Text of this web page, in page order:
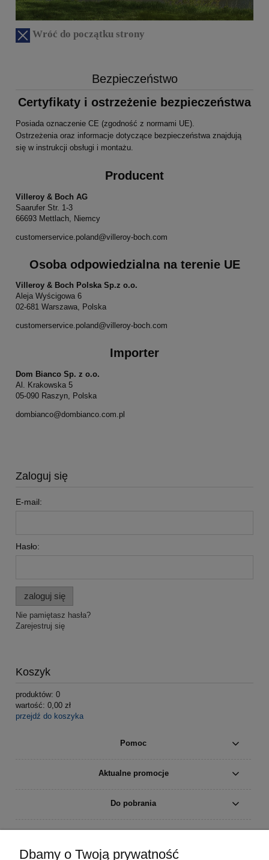
Wróć do początku strony
Bezpieczeństwo
Certyfikaty i ostrzeżenie bezpieczeństwa
Posiada oznaczenie CE (zgodność z normami UE).
Ostrzeżenia oraz informacje dotyczące bezpieczeństwa znajdują
się w instrukcji obsługi i montażu.
Producent
Villeroy & Boch AG
Saarufer Str. 1-3
66693 Mettlach, Niemcy
customerservice.poland@villeroy-boch.com
Osoba odpowiedzialna na terenie UE
Villeroy & Boch Polska Sp.z o.o.
Aleja Wyścigowa 6
02-681 Warszawa, Polska
customerservice.poland@villeroy-boch.com
Importer
Dom Bianco Sp. z o.o.
Al. Krakowska 5
05-090 Raszyn, Polska
dombianco@dombianco.com.pl
Zaloguj się
E-mail:
Hasło:
zaloguj się
Nie pamiętasz hasła?
Zarejestruj się
Koszyk
produktów: 0
wartość: 0,00 zł
przejdź do koszyka
Pomoc
Aktualne promocje
Do pobrania
Dbamy o Twoją prywatność